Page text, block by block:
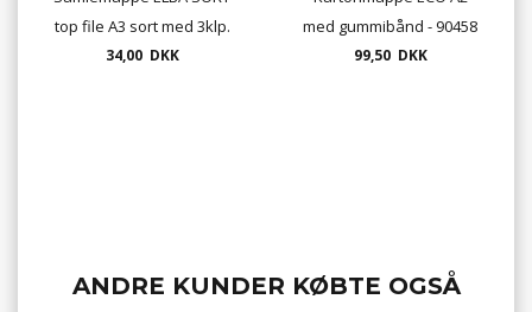
top file A3 sort med 3klp.
og elastik. 10 stk/pr.
34,00 DKK
med gummibånd - 90458
99,50 DKK
ANDRE KUNDER KØBTE OGSÅ